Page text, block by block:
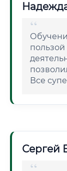
Все
Сергей